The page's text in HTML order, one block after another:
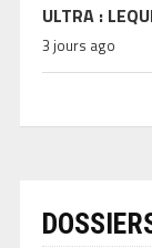
ULTRA :
3 jours ago